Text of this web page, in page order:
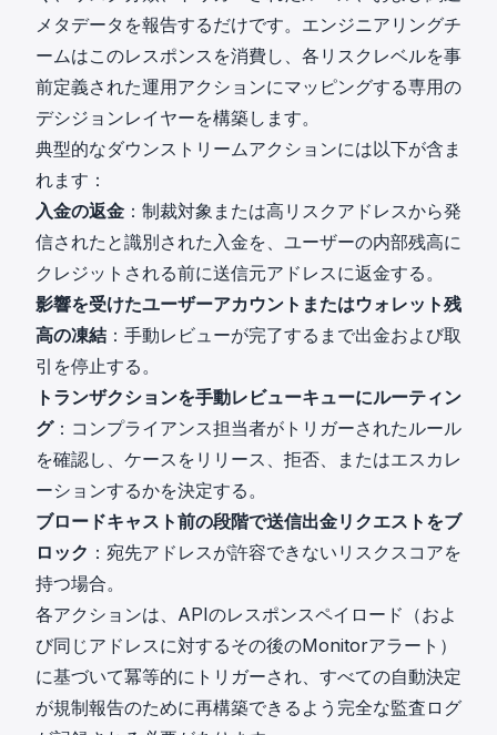
メタデータを報告するだけです。エンジニアリングチ
ームはこのレスポンスを消費し、各リスクレベルを事
前定義された運用アクションにマッピングする専用の
デシジョンレイヤーを構築します。
典型的なダウンストリームアクションには以下が含ま
れます：
入金の返金 ：制裁対象または高リスクアドレスから発
信されたと識別された入金を、ユーザーの内部残高に
クレジットされる前に送信元アドレスに返金する。
影響を受けたユーザーアカウントまたはウォレット残
高の凍結 ：手動レビューが完了するまで出金および取
引を停止する。
トランザクションを手動レビューキューにルーティン
グ：コンプライアンス担当者がトリガーされたルール
を確認し、ケースをリリース、拒否、またはエスカレ
ーションするかを決定する。
ブロードキャスト前の段階で送信出金リクエストをブ
ロック ：宛先アドレスが許容できないリスクスコアを
持つ場合。
各アクションは、APIのレスポンスペイロード（およ
び同じアドレスに対するその後のMonitorアラート）
に基づいて冪等的にトリガーされ、すべての自動決定
が規制報告のために再構築できるよう完全な監査ログ